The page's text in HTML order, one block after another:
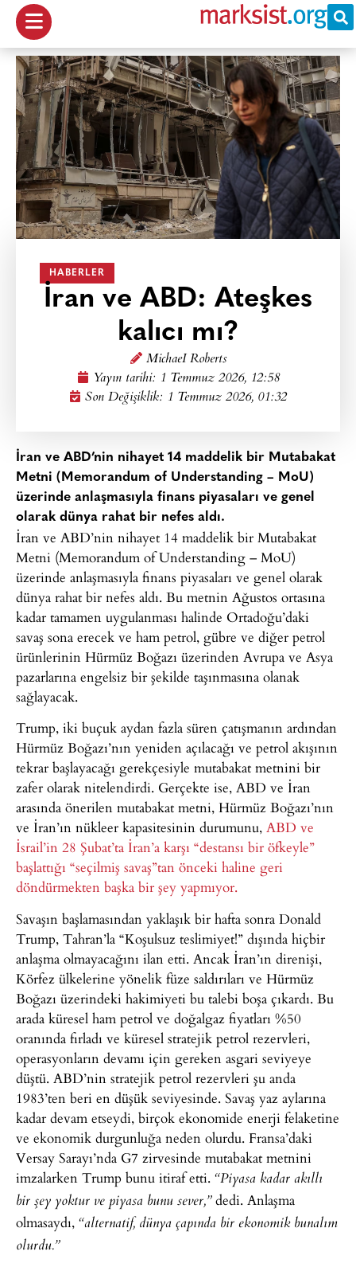
HABERLER
İran ve ABD: Ateşkes
kalıcı mı?
MichaeI Roberts
Yayın tarihi: 1 Temmuz 2026, 12:58
Son Değişiklik: 1 Temmuz 2026, 01:32
İran ve ABD’nin nihayet 14 maddelik bir Mutabakat
Metni (Memorandum of Understanding – MoU)
üzerinde anlaşmasıyla finans piyasaları ve genel
olarak dünya rahat bir nefes aldı.
İran ve ABD’nin nihayet 14 maddelik bir Mutabakat
Metni (Memorandum of Understanding – MoU)
üzerinde anlaşmasıyla finans piyasaları ve genel olarak
dünya rahat bir nefes aldı. Bu metnin Ağustos ortasına
kadar tamamen uygulanması halinde Ortadoğu’daki
savaş sona erecek ve ham petrol, gübre ve diğer petrol
ürünlerinin Hürmüz Boğazı üzerinden Avrupa ve Asya
pazarlarına engelsiz bir şekilde taşınmasına olanak
sağlayacak.
Trump, iki buçuk aydan fazla süren çatışmanın ardından
Hürmüz Boğazı’nın yeniden açılacağı ve petrol akışının
tekrar başlayacağı gerekçesiyle mutabakat metnini bir
zafer olarak nitelendirdi. Gerçekte ise, ABD ve İran
arasında önerilen mutabakat metni, Hürmüz Boğazı’nın
ve İran’ın nükleer kapasitesinin durumunu, ABD ve
İsrail’in 28 Şubat’ta İran’a karşı “destansı bir öfkeyle”
başlattığı “seçilmiş savaş”tan önceki haline geri
döndürmekten başka bir şey yapmıyor.
Savaşın başlamasından yaklaşık bir hafta sonra Donald
Trump, Tahran’la “Koşulsuz teslimiyet!” dışında hiçbir
anlaşma olmayacağını ilan etti. Ancak İran’ın direnişi,
Körfez ülkelerine yönelik füze saldırıları ve Hürmüz
Boğazı üzerindeki hakimiyeti bu talebi boşa çıkardı. Bu
arada küresel ham petrol ve doğalgaz fiyatları %50
oranında fırladı ve küresel stratejik petrol rezervleri,
operasyonların devamı için gereken asgari seviyeye
düştü. ABD’nin stratejik petrol rezervleri şu anda
1983’ten beri en düşük seviyesinde. Savaş yaz aylarına
kadar devam etseydi, birçok ekonomide enerji felaketine
ve ekonomik durgunluğa neden olurdu. Fransa’daki
Versay Sarayı’nda G7 zirvesinde mutabakat metnini
imzalarken Trump bunu itiraf etti. “Piyasa kadar akıllı
bir şey yoktur ve piyasa bunu sever,”dedi. Anlaşma
olmasaydı, “alternatif, dünya çapında bir ekonomik bunalım
olurdu.”